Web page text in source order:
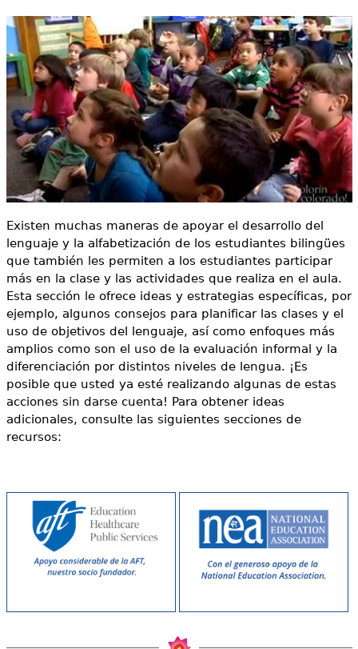
i
o
d
e
b
ú
s
q
u
e
d
a
Más recursos
e
s
t
á
a
q
u
í
Existen muchas maneras de apoyar el desarrollo del
lenguaje y la alfabetización de los estudiantes bilingües
que también les permiten a los estudiantes participar
más en la clase y las actividades que realiza en el aula.
Esta sección le ofrece ideas y estrategias específicas, por
ejemplo, algunos consejos para planificar las clases y el
uso de objetivos del lenguaje, así como enfoques más
amplios como son el uso de la evaluación informal y la
diferenciación por distintos niveles de lengua. ¡Es
posible que usted ya esté realizando algunas de estas
acciones sin darse cuenta! Para obtener ideas
adicionales, consulte las siguientes secciones de
recursos: